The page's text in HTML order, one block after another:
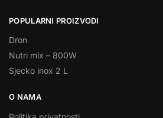
POPULARNI PROIZVODI
Dron
Nutri mix – 800W
Sjecko inox 2 L
O NAMA